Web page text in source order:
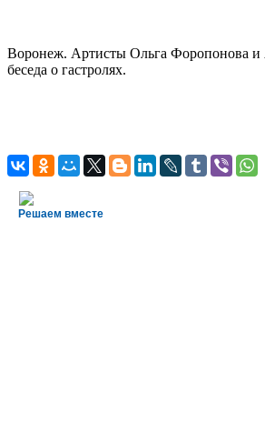
Воронеж. Артисты Ольга Форопонова и
беседа о гастролях.
Решаем вместе